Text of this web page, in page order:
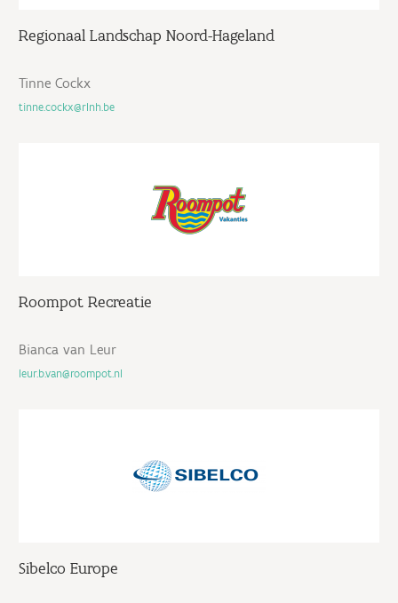
Regionaal Landschap Noord-Hageland
Tinne Cockx
tinne.cockx@rlnh.be
Roompot Recreatie
Bianca van Leur
leur.b.van@roompot.nl
Sibelco Europe